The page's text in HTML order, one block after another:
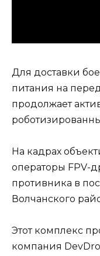
Для доставки
питания на
продолжает
На кадрах
операторы FPV-
противника в
Волчанского
Этот комплекс
компания